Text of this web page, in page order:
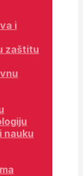
i
zaštitu
nauku